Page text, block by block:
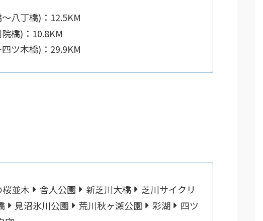
八丁橋)：12.5KM
橋)：10.8KM
ツ木橋)：29.9KM
並木 舎人公園 新芝川大橋
芝川サイクリ
見沼氷川公園 荒川秋ヶ瀬公園 彩湖
四ツ